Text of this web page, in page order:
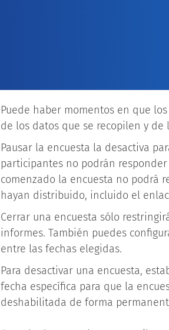
Puede haber momentos en que
de los datos que se recopilen y
Pausar la encuesta la desactiva
participantes no podrán
comenzado la encuesta no podrá
hayan distribuido, incluido el
Cerrar una encuesta sólo
informes. También puedes
entre las fechas elegidas.
Para desactivar una encuesta,
fecha específica para que la
deshabilitada de forma